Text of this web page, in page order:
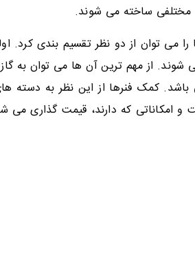
مختلفی ساخته می شوند.
می توان از دو نظر تقسیم بندی کرد.
از مهم ترین آن ها می توان به
کمک فنرها از این نظر به
و امکاناتی که دارند، قیمت گذاری